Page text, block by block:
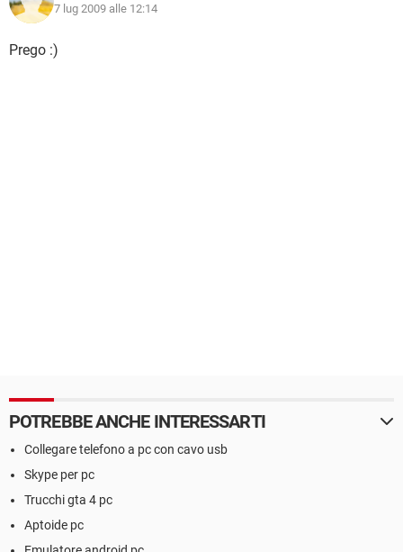
7 lug 2009 alle 12:14
Prego :)
POTREBBE ANCHE INTERESSARTI
Collegare telefono a pc con cavo usb
Skype per pc
Trucchi gta 4 pc
Aptoide pc